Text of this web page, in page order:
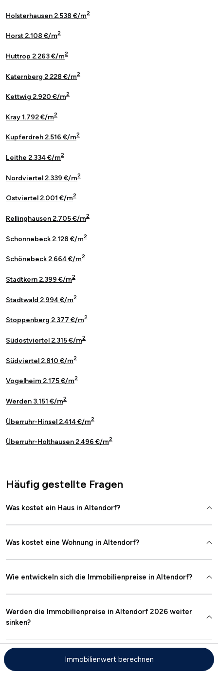
Holsterhausen 2.538 €/m2
Horst 2.108 €/m2
Huttrop 2.263 €/m2
Katernberg 2.228 €/m2
Kettwig 2.920 €/m2
Kray 1.792 €/m2
Kupferdreh 2.516 €/m2
Leithe 2.334 €/m2
Nordviertel 2.339 €/m2
Ostviertel 2.001 €/m2
Rellinghausen 2.705 €/m2
Schonnebeck 2.128 €/m2
Schönebeck 2.664 €/m2
Stadtkern 2.399 €/m2
Stadtwald 2.994 €/m2
Stoppenberg 2.377 €/m2
Südostviertel 2.315 €/m2
Südviertel 2.810 €/m2
Vogelheim 2.175 €/m2
Werden 3.151 €/m2
Überruhr-Hinsel 2.414 €/m2
Überruhr-Holthausen 2.496 €/m2
Häufig gestellte Fragen
Was kostet ein Haus in Altendorf?
Was kostet eine Wohnung in Altendorf?
Wie entwickeln sich die Immobilienpreise in Altendorf?
Werden die Immobilienpreise in Altendorf 2026 weiter
sinken?
Immobilienwert berechnen